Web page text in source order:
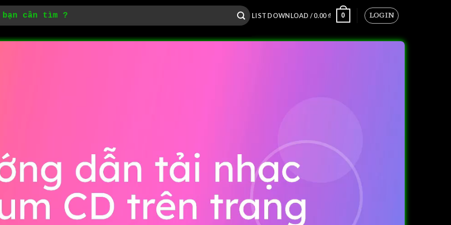
LIST DOWNLOAD /0.00₫ 0 LOGIN